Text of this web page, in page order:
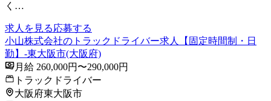
く…
求人を見る応募する
小山株式会社のトラックドライバー求人【固定時間制・日
勤】-東大阪市(大阪府)
月給 260,000円〜290,000円
トラックドライバー
大阪府東大阪市